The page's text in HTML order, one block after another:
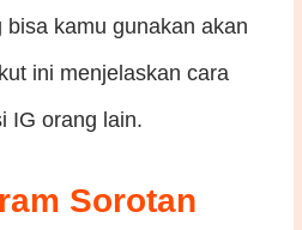
kamu gunakan akan
ini menjelaskan cara
IG orang lain.
Sorotan